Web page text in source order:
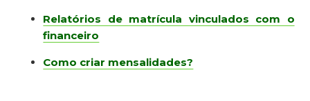
Relatórios de matrícula vinculados com o
financeiro
Como criar mensalidades?